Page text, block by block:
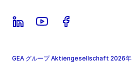
GEA グループ Aktiengesellschaft 2026年